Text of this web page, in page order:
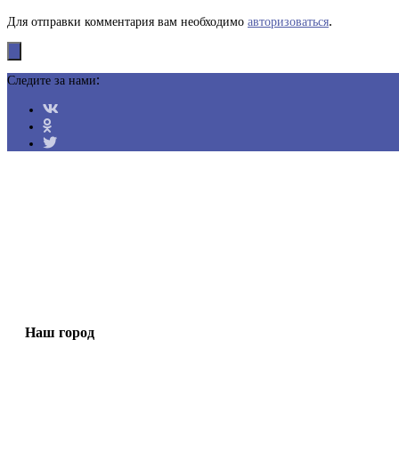
Для отправки комментария вам необходимо авторизоваться.
Следите за нами:
Наш город